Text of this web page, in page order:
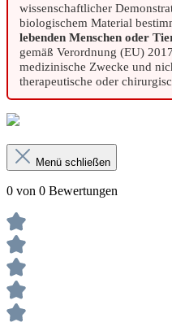
wissenschaftlicher
biologischem Material
lebenden Menschen oder
gemäß Verordnung (EU)
medizinische Zwecke und
therapeutische oder
Menü schließen
0 von 0 Bewertungen